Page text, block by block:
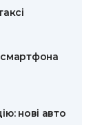
нові авто